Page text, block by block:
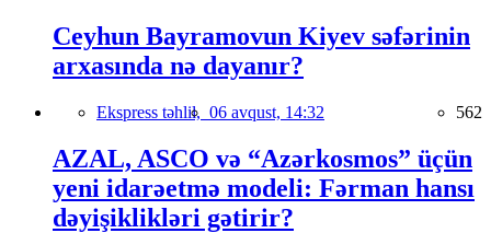
Ceyhun Bayramovun Kiyev səfərinin
arxasında nə dayanır?
Ekspress təhlil, 06 avqust, 14:32 562
AZAL, ASCO və “Azərkosmos” üçün
yeni idarəetmə modeli: Fərman hansı
dəyişiklikləri gətirir?